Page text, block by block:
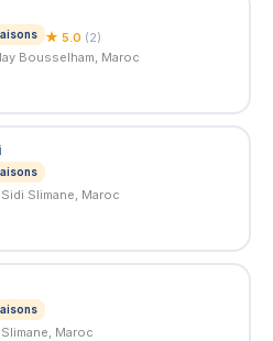
★ 5.0 (2)
Bousselham, Maroc
Slimane, Maroc
Maroc